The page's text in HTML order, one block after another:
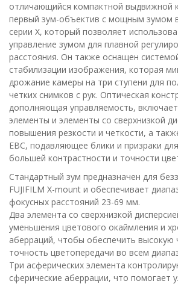
отличающийся компактной выдвижной
первый зум-объектив с мощным зумом
серии X, который позволяет
управление зумом для плавной
расстояния. Он также оснащен
стабилизации изображения, которая
дрожание камеры на три ступени для
четких снимков с рук. Оптическая
дополняющая управляемость,
элементы и элементы со сверхнизкой
повышения резкости и четкости, а
EBC, подавляющее блики и призраки
большей контрастности и точности
Стандартный зум предназначен для
FUJIFILM X-mount и обеспечивает
фокусных расстояний 23-69 мм.
Два элемента со сверхнизкой
уменьшения цветового окаймления и
аберраций, чтобы обеспечить высокую
точность цветопередачи во всем
Три асферических элемента
сферические аберрации, что помогает